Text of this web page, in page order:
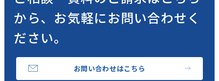
から、 お気軽にお問い合わせく
ださい。
お問い合わせはこちら